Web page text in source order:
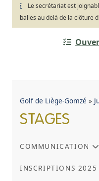
Le secrétariat est
balles au delà de la clôture
Golf de Liège-Gomzé »
STAGES
COMMUNICATION
INSCRIPTIONS 2025